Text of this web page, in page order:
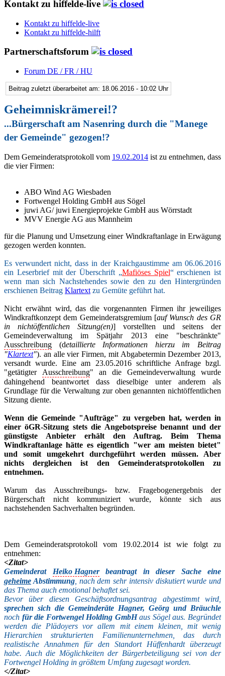
Kontakt zu hiffelde-live
Kontakt zu hiffelde-live
Kontakt zu hiffelde-hilft
Partnerschaftsforum
Forum DE / FR / HU
Beitrag zuletzt überarbeitet am: 18.06.2016 - 10:02 Uhr
Geheimniskrämerei!?
...Bürgerschaft am Nasenring durch die "Manege
der Gemeinde" gezogen!?
Dem Gemeinderatsprotokoll vom 19.02.2014 ist zu entnehmen, dass
die vier Firmen:
ABO Wind AG Wiesbaden
Fortwengel Holding GmbH aus Sögel
juwi AG/ juwi Energieprojekte GmbH aus Wörrstadt
MVV Energie AG aus Mannheim
für die Planung und Umsetzung einer Windkraftanlage in Erwägung
gezogen werden konnten.
Es verwundert nicht, dass in der Kraichgaustimme am 06.06.2016
ein Leserbrief mit der Überschrift „Mafiöses Spiel“ erschienen ist
wenn man sich Nachstehendes sowie den zu den Hintergründen
erschienen Beitrag Klartext zu Gemüte geführt hat.
Nicht erwähnt wird, das die vorgenannten Firmen ihr jeweiliges
Windkraftkonzept dem Gemeinderatsgremium [auf Wunsch des GR
in nichtöffentlichen Sitzung(en)] vorstellten und seitens der
Gemeindeverwaltung im Spätjahr 2013 eine "beschränkte"
Ausschreibung (detaillierte Informationen hierzu im Beitrag
"Klartext"). an alle vier Firmen, mit Abgabetermin Dezember 2013,
versandt wurde. Eine am 23.05.2016 schriftliche Anfrage bzgl.
"getätigter Ausschreibung" an die Gemeindeverwaltung wurde
dahingehend beantwortet dass dieselbige unter anderem als
Grundlage für die Verwaltung zur oben genannten nichtöffentlichen
Sitzung diente.
Wenn die Gemeinde "Aufträge" zu vergeben hat, werden in
einer öGR-Sitzung stets die Angebotspreise benannt und der
günstigste Anbieter erhält den Auftrag. Beim Thema
Windkraftanlage hätte es eigentlich "wer am meisten bietet"
und somit umgekehrt durchgeführt werden müssen. Aber
nichts dergleichen ist den Gemeinderatsprotokollen zu
entnehmen.
Warum das Ausschreibungs- bzw. Fragebogenergebnis der
Bürgerschaft nicht kommuniziert wurde, könnte sich aus
nachstehenden Sachverhalten begründen.
Dem Gemeinderatsprotokoll vom 19.02.2014 ist wie folgt zu
entnehmen:
<Zitat>
Gemeinderat Heiko Hagnerbeantragt in dieser Sache eine
geheime Abstimmung, nach dem sehr intensiv diskutiert wurde und
das Thema auch emotional behaftet sei.
Bevor über diesen Geschäftsordnungsantrag abgestimmt wird,
sprechen sich die Gemeinderäte Hagner, Geörg und Bräuchle
noch für die Fortwengel Holding GmbHaus Sögel aus. Begründet
werden die Plädoyers vor allem mit einem kleinen, mit wenig
Hierarchien strukturierten Familienunternehmen, das durch
realistische Annahmen für den Standort Hüffenhardt überzeugt
habe. Auch die Möglichkeiten der Bürgerbeteiligung sei von der
Fortwengel Holding in größtem Umfang zugesagt worden.
</Zitat>